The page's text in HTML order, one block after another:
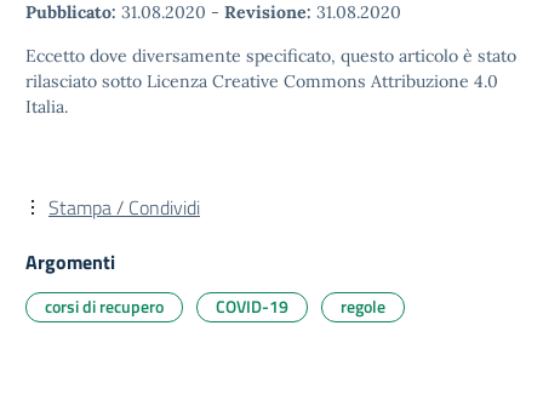
Pubblicato: 31.08.2020 - Revisione: 31.08.2020
Eccetto dove diversamente specificato, questo articolo è stato
rilasciato sotto Licenza Creative Commons Attribuzione 4.0
Italia.
Stampa / Condividi
Argomenti
corsi di recupero COVID-19 regole